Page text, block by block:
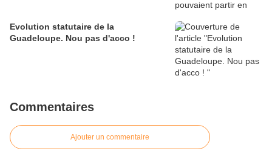
Evolution statutaire de la
Guadeloupe. Nou pas d'acco !
Commentaires
Ajouter un commentaire